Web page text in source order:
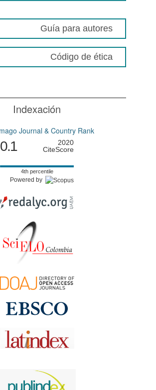
Guía para autores
Código de ética
Indexación
0.1
2020
CiteScore
4th percentile
Powered by